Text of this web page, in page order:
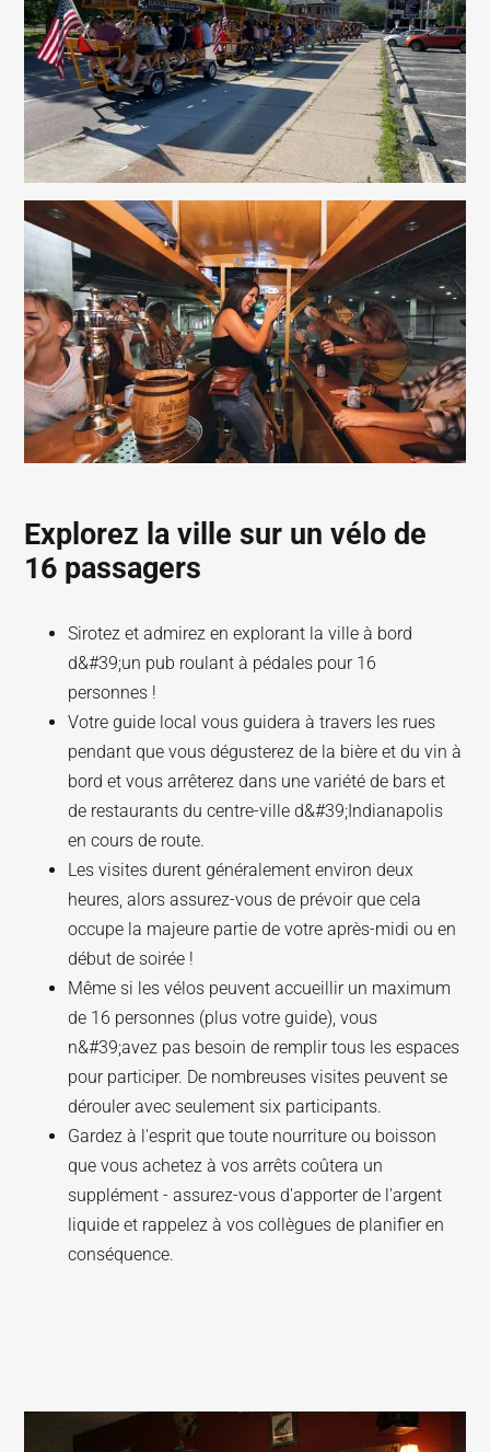
Explorez la ville sur un vélo de
16 passagers
Sirotez et admirez en explorant la ville à bord
d&#39;un pub roulant à pédales pour 16
personnes !
Votre guide local vous guidera à travers les rues
pendant que vous dégusterez de la bière et du vin à
bord et vous arrêterez dans une variété de bars et
de restaurants du centre-ville d&#39;Indianapolis
en cours de route.
Les visites durent généralement environ deux
heures, alors assurez-vous de prévoir que cela
occupe la majeure partie de votre après-midi ou en
début de soirée !
Même si les vélos peuvent accueillir un maximum
de 16 personnes (plus votre guide), vous
n&#39;avez pas besoin de remplir tous les espaces
pour participer. De nombreuses visites peuvent se
dérouler avec seulement six participants.
Gardez à l'esprit que toute nourriture ou boisson
que vous achetez à vos arrêts coûtera un
supplément - assurez-vous d'apporter de l'argent
liquide et rappelez à vos collègues de planifier en
conséquence.